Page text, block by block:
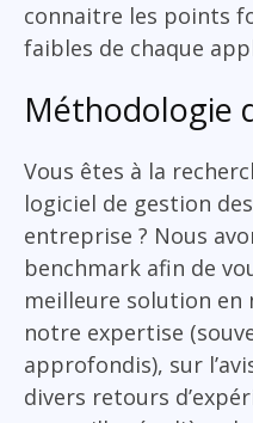
connaitre les points
faibles de chaque
Méthodologie
Vous êtes à la
logiciel de gestion
entreprise ? Nous
benchmark afin de
meilleure solution en
notre expertise
approfondis), sur
divers retours